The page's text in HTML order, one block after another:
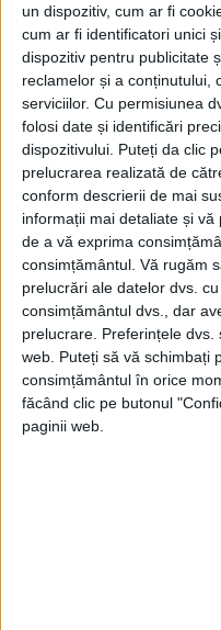
un dispozitiv, cum ar fi
cum ar fi identificatori unici
dispozitiv pentru publicitate
reclamelor și a conținutului,
serviciilor. Cu permisiunea
folosi date și identificări
dispozitivului. Puteți da clic
prelucrarea realizată de
conform descrierii de mai
informații mai detaliate și
de a vă exprima
consimțământul. Vă rugăm
prelucrări ale datelor dvs.
consimțământul dvs., dar
prelucrare. Preferințele
web. Puteți să vă schimbați
consimțământul în orice
făcând clic pe butonul
paginii web.
Rămășițele sale
1542, apoi mutate
din urmă la Sevilla
Pentru a fi
teorie sau oricare
din rămășițele
său Fermando și
Analiza ADN-ului
laboratoare, unul
Statele Unite, iar
publicate în